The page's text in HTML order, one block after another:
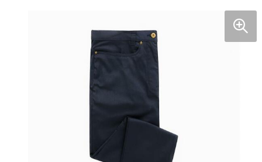
Tassen en reizen
Beurs en evenementen
Bloemen en planten